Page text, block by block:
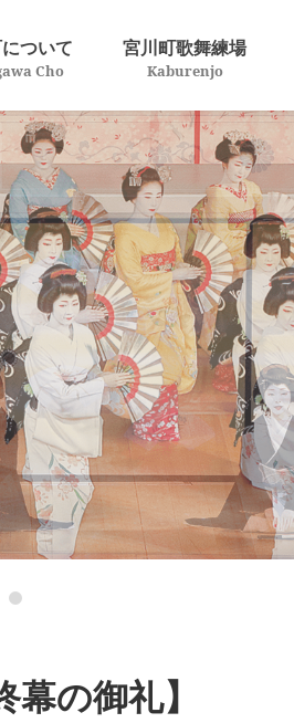
ついて
Cho
宮川町歌舞練場
Kaburenjo
の御礼】